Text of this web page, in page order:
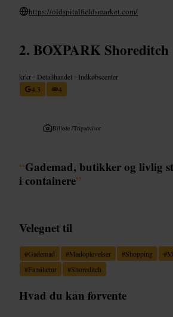
https://oldspitalfieldsmarket.com/
BOXPARK Shoreditch
krkr • Detailhandel • Indkøbscenter
4,3
4
Billede /Tripadvisor
“Gademad, butikker og livlig
i containere”
Velegnet til
#Gademad #Madoplevelser #Shopping #
#Familietur #Shoreditch
Hvad du kan forvente